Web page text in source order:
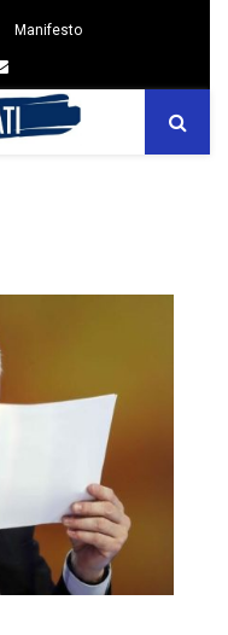
Manifesto
Email